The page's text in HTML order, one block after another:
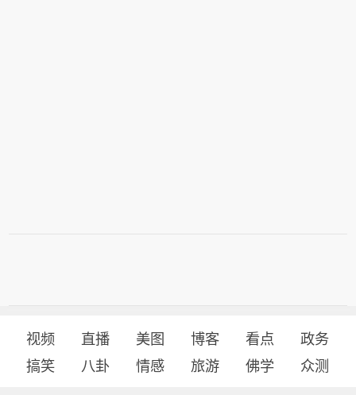
视频 直播 美图 博客 看点
政务
搞笑
八卦 情感 旅游 佛学 众测